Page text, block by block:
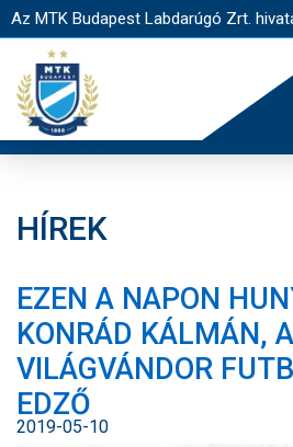
Az MTK Budapest Labdarúgó Zrt.
JEGYÉRTÉKESÍTÉS
EGYESÜLET
HÍREK
EZEN A NAPON
KONRÁD KÁLMÁN, A
VILÁGVÁNDOR
EDZŐ
2019-05-10